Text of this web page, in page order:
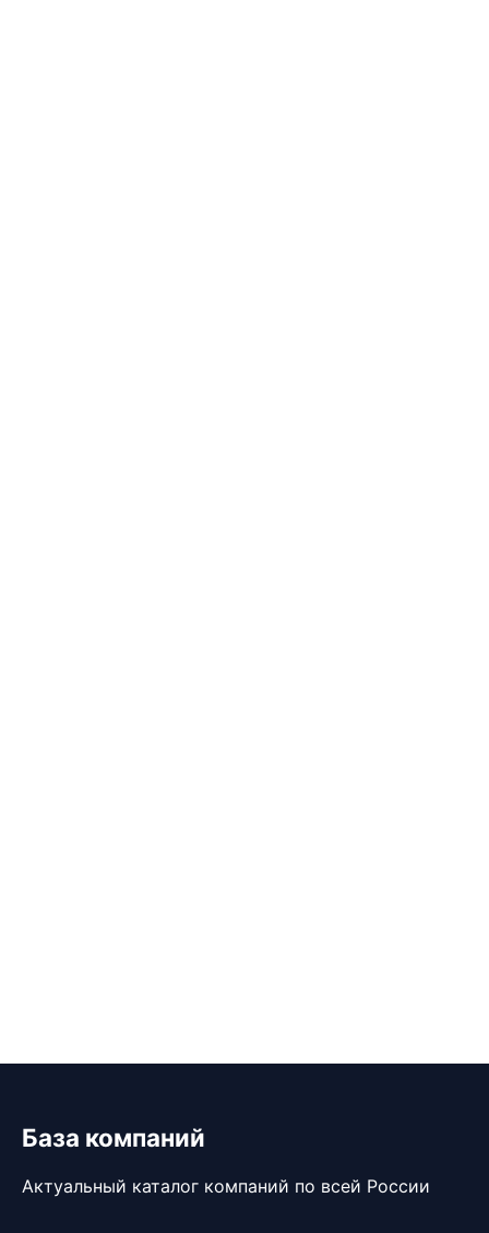
База компаний
Актуальный каталог компаний по всей России